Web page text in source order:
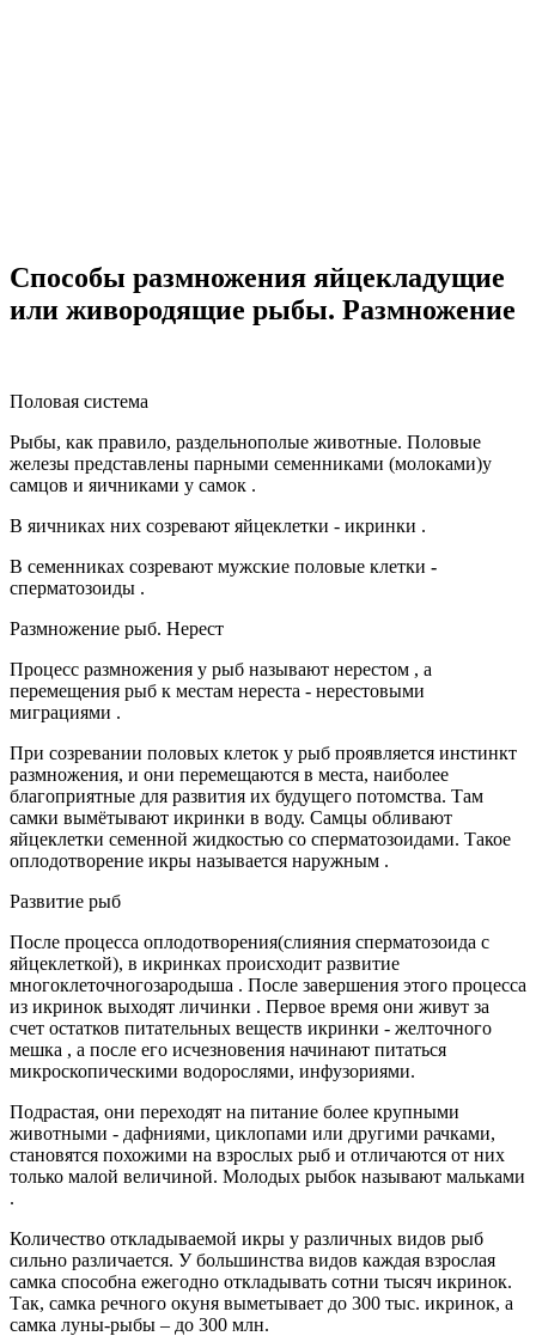
Способы размножения яйцекладущие
или живородящие рыбы. Размножение
Половая система
Рыбы, как правило, раздельнополые животные. Половые
железы представлены парными семенниками (молоками)у
самцов и яичниками у самок .
В яичниках них созревают яйцеклетки - икринки .
В семенниках созревают мужские половые клетки -
сперматозоиды .
Размножение рыб. Нерест
Процесс размножения у рыб называют нерестом , а
перемещения рыб к местам нереста - нерестовыми
миграциями .
При созревании половых клеток у рыб проявляется инстинкт
размножения, и они перемещаются в места, наиболее
благоприятные для развития их будущего потомства. Там
самки вымётывают икринки в воду. Самцы обливают
яйцеклетки семенной жидкостью со сперматозоидами. Такое
оплодотворение икры называется наружным .
Развитие рыб
После процесса оплодотворения(слияния сперматозоида с
яйцеклеткой), в икринках происходит развитие
многоклеточногозародыша . После завершения этого процесса
из икринок выходят личинки . Первое время они живут за
счет остатков питательных веществ икринки - желточного
мешка , а после его исчезновения начинают питаться
микроскопическими водорослями, инфузориями.
Подрастая, они переходят на питание более крупными
животными - дафниями, циклопами или другими рачками,
становятся похожими на взрослых рыб и отличаются от них
только малой величиной. Молодых рыбок называют мальками
.
Количество откладываемой икры у различных видов рыб
сильно различается. У большинства видов каждая взрослая
самка способна ежегодно откладывать сотни тысяч икринок.
Так, самка речного окуня выметывает до 300 тыс. икринок, а
самка луны-рыбы – до 300 млн.